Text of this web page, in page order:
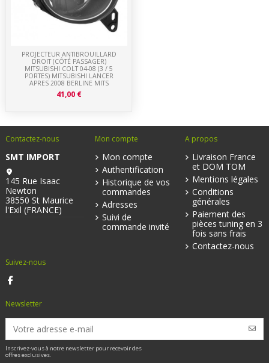
PROJECTEUR ANTIBROUILLARD
DROIT (CÔTÉ PASSAGER)
MITSUBISHI COLT 04-08 (3 / 5
PORTES) MITSUBISHI LANCER
APRES 2008 BERLINE MITS
41,00 €
Contactez-nous
SMT IMPORT
145 Rue Isaac
Newton
38550 St Maurice
l'Exil (FRANCE)
Mon compte
Mon compte
Authentification
Historique de vos
commandes
Adresses
Suivi de
commande invité
A propos
Livraison France
et DOM TOM
Mentions légales
Conditions
générales
Paiement des
pièces tuning en 3
fois sans frais
Contactez-nous
Suivez-nous
Newsletter
Inscrivez-vous à notre newsletter pour recevoir des
offres exclusives.